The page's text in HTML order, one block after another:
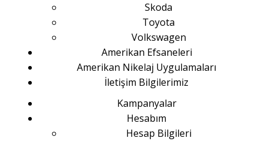
Skoda
Toyota
Volkswagen
Amerikan Efsaneleri
Amerikan Nikelaj Uygulamaları
İletişim Bilgilerimiz
Kampanyalar
Hesabım
Hesap Bilgileri